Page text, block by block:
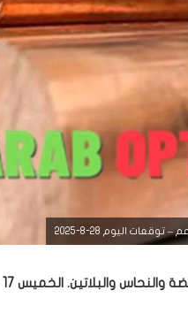
اليوم 28-8-2025
والبلاتين. الخميس 17 -8 -2023.